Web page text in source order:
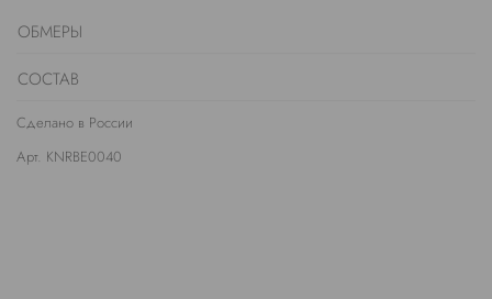
ОБМЕРЫ
СОСТАВ
Сделано в России
Арт. KNRBE0040